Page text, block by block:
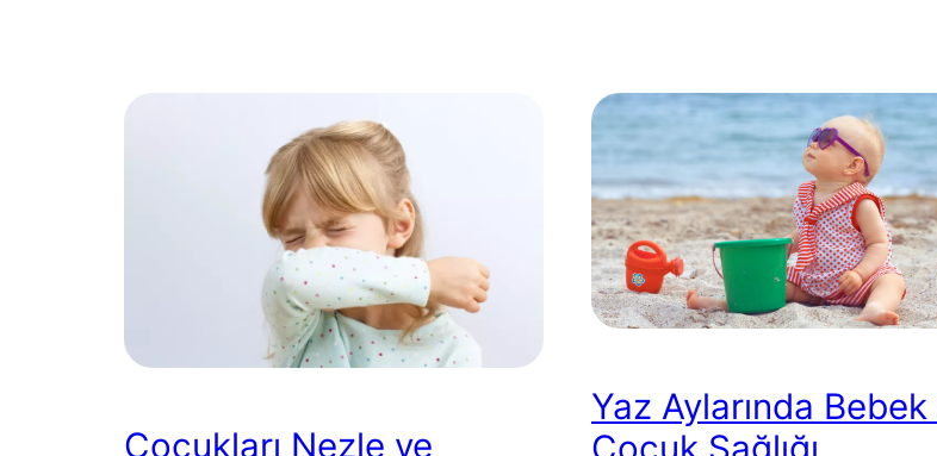
Çocukları Nezle ve
Yaz Aylarında Bebek